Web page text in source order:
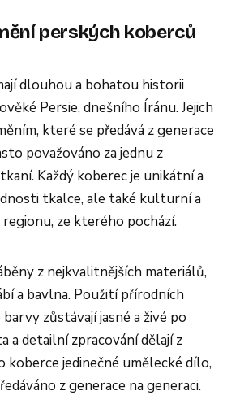
perských koberců
dlouhou a bohatou historii
Persie, dnešního Íránu. Jejich
které se předává z generace
považováno za jednu z
Každý koberec je unikátní a
tkalce, ale také kulturní a
ze kterého pochází.
z nejkvalitnějších materiálů,
a bavlna. Použití přírodních
barvy zůstávají jasné a živé po
a detailní zpracování dělají z
koberce jedinečné umělecké dílo,
z generace na generaci.